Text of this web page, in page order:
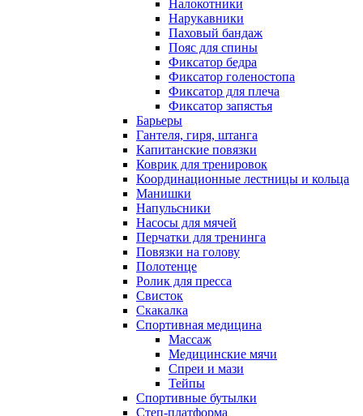
Налокотники
Нарукавники
Паховый бандаж
Пояс для спины
Фиксатор бедра
Фиксатор голеностопа
Фиксатор для плеча
Фиксатор запястья
Барьеры
Гантеля, гиря, штанга
Капитанские повязки
Коврик для тренировок
Координационные лестницы и кольца
Манишки
Напульсники
Насосы для мячей
Перчатки для тренинга
Повязки на голову
Полотенце
Ролик для пресса
Свисток
Скакалка
Спортивная медицина
Массаж
Медицинские мячи
Спреи и мази
Тейпы
Спортивные бутылки
Степ-платформа